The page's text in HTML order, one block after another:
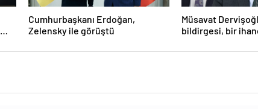
Cumhurbaşkanı Erdoğan,
Zelensky ile görüştü
Müsavat
bildirgesi, bir